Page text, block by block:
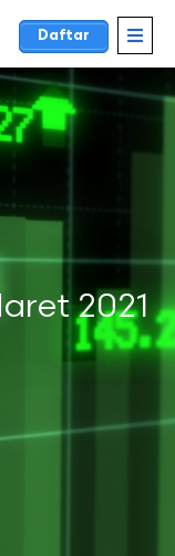
Daftar
2021